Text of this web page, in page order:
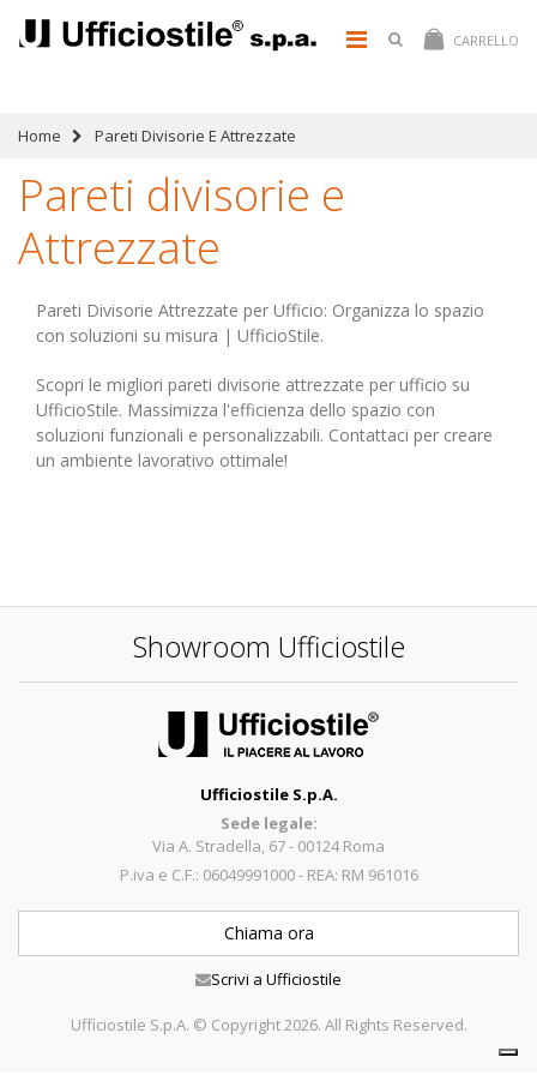
CARRELLO
Home Pareti Divisorie E Attrezzate
Pareti divisorie e
Attrezzate
Pareti Divisorie Attrezzate per Ufficio: Organizza lo spazio
con soluzioni su misura | UfficioStile.
Scopri le migliori pareti divisorie attrezzate per ufficio su
UfficioStile. Massimizza l'efficienza dello spazio con
soluzioni funzionali e personalizzabili. Contattaci per creare
un ambiente lavorativo ottimale!
Showroom Ufficiostile
Ufficiostile S.p.A.
Sede legale:
Via A. Stradella, 67 - 00124 Roma
P.iva e C.F.: 06049991000 - REA: RM 961016
Chiama ora
Scrivi a Ufficiostile
Ufficiostile S.p.A. © Copyright 2026. All Rights Reserved.